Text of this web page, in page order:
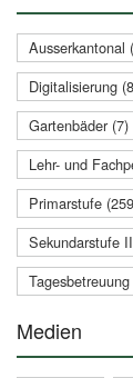
Ausserkantonal
Digitalisierung
Gartenbäder (7)
Lehr- und
Primarstufe
Sekundarstufe
Medien